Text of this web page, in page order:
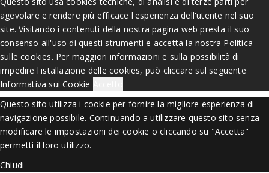
agevolare e rendere più efficace l'esperienza dell'utente nel suo
site. Visitando i contenuti della nostra pagina web presta il suo
consenso all'uso di questi strumenti e accetta la nostra Politica
sulle cookies. Per maggiori informazioni e sulla possibilità di
impedire l'istallazione delle cookies, può cliccare sul seguente
Informativa sui Cookie
Questo sito utilizza i cookie per fornire la migliore esperienza di
navigazione possibile. Continuando a utilizzare questo sito senza
modificare le impostazioni dei cookie o cliccando su "Accetta"
permetti il loro utilizzo.
Chiudi